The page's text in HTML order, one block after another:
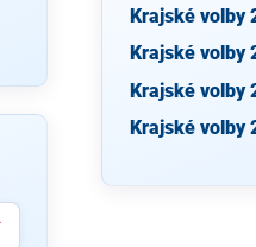
Krajské volby
Krajské volby
Krajské volby
Krajské volby